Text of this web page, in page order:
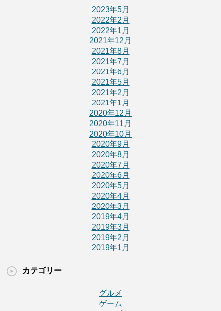
2023年5月
2022年2月
2022年1月
2021年12月
2021年8月
2021年7月
2021年6月
2021年5月
2021年2月
2021年1月
2020年12月
2020年11月
2020年10月
2020年9月
2020年8月
2020年7月
2020年6月
2020年5月
2020年4月
2020年3月
2019年4月
2019年3月
2019年2月
2019年1月
カテゴリー
グルメ
ゲーム